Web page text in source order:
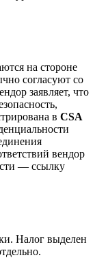
на стороне
согласуют со
заявляет, что
в CSA
вендор
— ссылку
Налог выделен